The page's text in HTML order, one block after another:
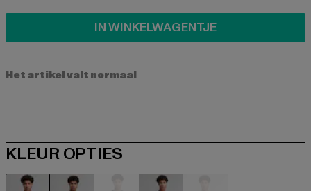
IN WINKELWAGENTJE
Het artikel valt normaal
KLEUR OPTIES